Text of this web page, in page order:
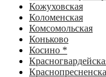
Кожуховская
Коломенская
Комсомольская
Коньково
Косино *